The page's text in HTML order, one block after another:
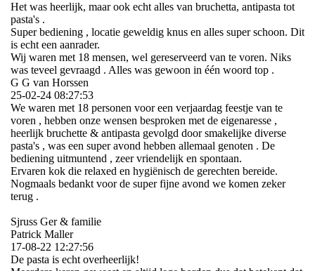
Het was heerlijk, maar ook echt alles van bruchetta, antipasta tot
pasta's .
Super bediening , locatie geweldig knus en alles super schoon. Dit
is echt een aanrader.
Wij waren met 18 mensen, wel gereserveerd van te voren. Niks
was teveel gevraagd . Alles was gewoon in één woord top .
G G van Horssen
25-02-24 08:27:53
We waren met 18 personen voor een verjaardag feestje van te
voren , hebben onze wensen besproken met de eigenaresse ,
heerlijk bruchette & antipasta gevolgd door smakelijke diverse
pasta's , was een super avond hebben allemaal genoten . De
bediening uitmuntend , zeer vriendelijk en spontaan.
Ervaren kok die relaxed en hygiënisch de gerechten bereide.
Nogmaals bedankt voor de super fijne avond we komen zeker
terug .
Sjruss Ger & familie
Patrick Maller
17-08-22 12:27:56
De pasta is echt overheerlijk!